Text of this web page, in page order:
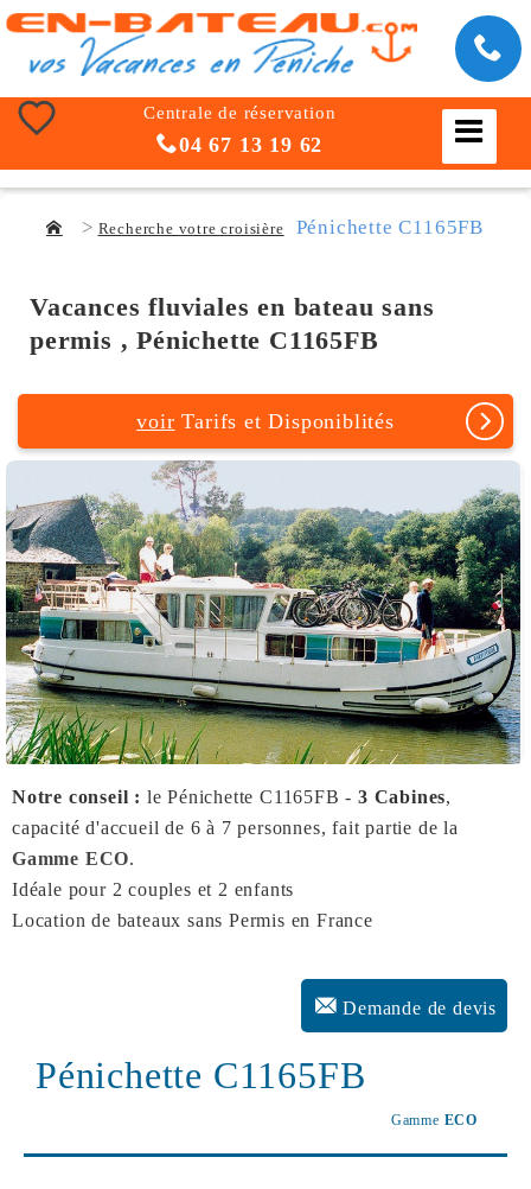
Centrale de réservation
04 67 13 19 62
Recherche votre croisière Pénichette C1165FB
Vacances fluviales en bateau sans
permis , Pénichette C1165FB
voir Tarifs et Disponiblités
Notre conseil : le Pénichette C1165FB -3 Cabines,
capacité d'accueil de 6 à 7 personnes, fait partie de la
Gamme ECO.
Idéale pour 2 couples et 2 enfants
Location de bateaux sans Permis en France
Demande de devis
Pénichette C1165FB
Gamme ECO